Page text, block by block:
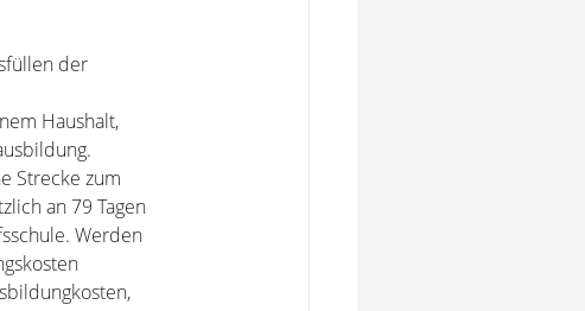
der
Haushalt,
Strecke zum
an 79 Tagen
Werden